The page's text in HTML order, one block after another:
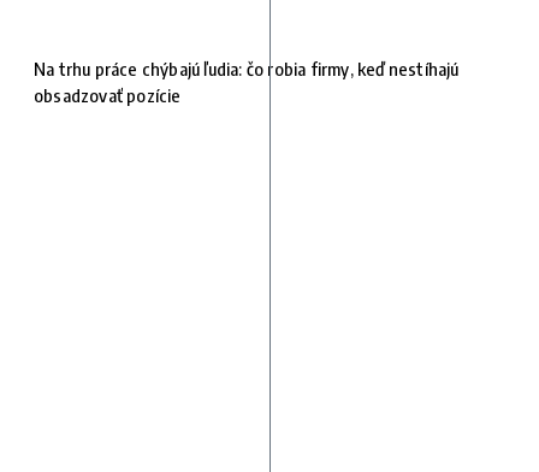
Na trhu práce chýbajú ľudia: čo robia firmy, keď nestíhajú
obsadzovať pozície